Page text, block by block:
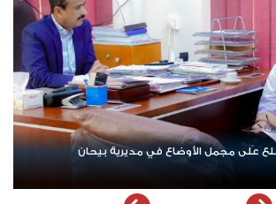
أخطر شبكة مخدرات تقودها امرأة وتستهدف